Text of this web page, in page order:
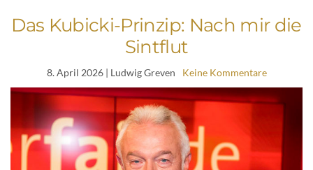
Das Kubicki-Prinzip: Nach mir die
Sintflut
8. April 2026| Ludwig Greven Keine Kommentare